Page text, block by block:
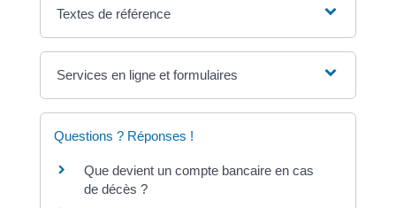
Textes de référence
Services en ligne et formulaires
Questions ? Réponses !
Que devient un compte bancaire en cas
de décès ?